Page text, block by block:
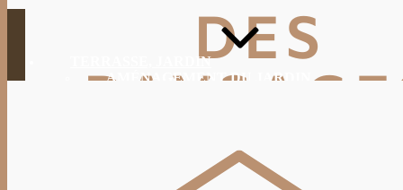
TERRASSE, JARDIN
AMÉNAGEMENT DU JARDIN